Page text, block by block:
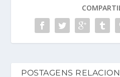
POSTAGENS